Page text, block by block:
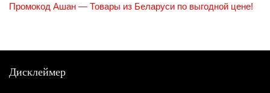
Промокод Ашан — Товары из Беларуси по выгодной цене!
Дисклеймер